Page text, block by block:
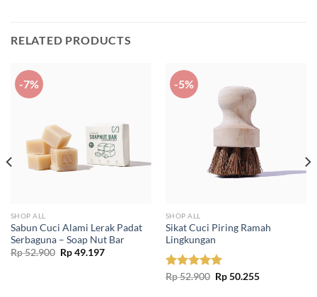
RELATED PRODUCTS
-7%
SHOP ALL
Sabun Cuci Alami Lerak Padat
Serbaguna – Soap Nut Bar
Rp52.900 Original
price
Rp49.197Current
-5%
SHOP ALL
Sikat Cuci Piring Ramah
Lingkungan
Rated5.00
Rp52.900 Original
price
Rp50.255Current